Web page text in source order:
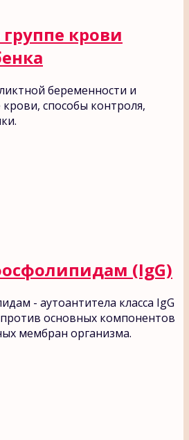
крови
беременности и
способы контроля,
(IgG)
- аутоантитела класса IgG
основных компонентов
мембран организма.